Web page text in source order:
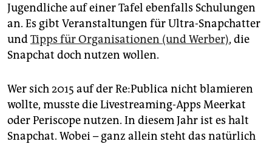
Jugendliche auf einer Tafel ebenfalls Schulungen
an. Es gibt Veranstaltungen für Ultra-Snapchatter
undTipps für Organisationen (und Werber), die
Snapchat doch nutzen wollen.
Wer sich 2015 auf der Re:Publica nicht blamieren
wollte, musste die Livestreaming-Apps Meerkat
oder Periscope nutzen. In diesem Jahr ist es halt
Snapchat. Wobei – ganz allein steht das natürlich